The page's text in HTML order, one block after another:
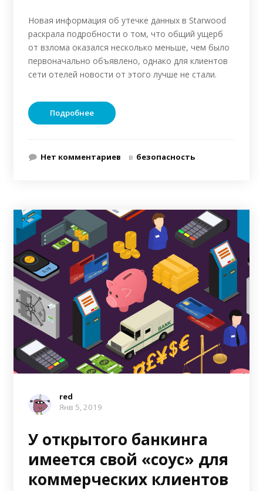
Новая информация об утечке данных в Starwood
раскрала подробности о том, что общий ущерб
от взлома оказался несколько меньше, чем было
первоначально объявлено, однако для клиентов
сети отелей новости от этого лучше не стали.
Подробнее
Нет комментариев в безопасность
red
Янв 5, 2019
У открытого банкинга
имеется свой «соус» для
коммерческих клиентов